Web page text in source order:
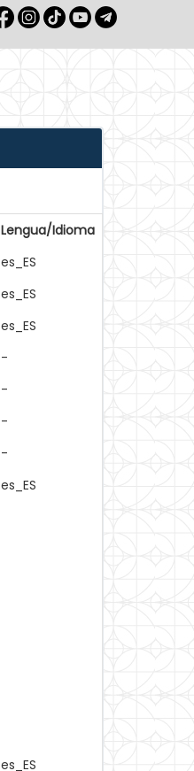
Lengua/Idioma
es_ES
es_ES
es_ES
-
-
-
-
es_ES
es_ES